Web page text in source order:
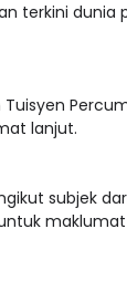
terkini dunia
lanjut.
subjek